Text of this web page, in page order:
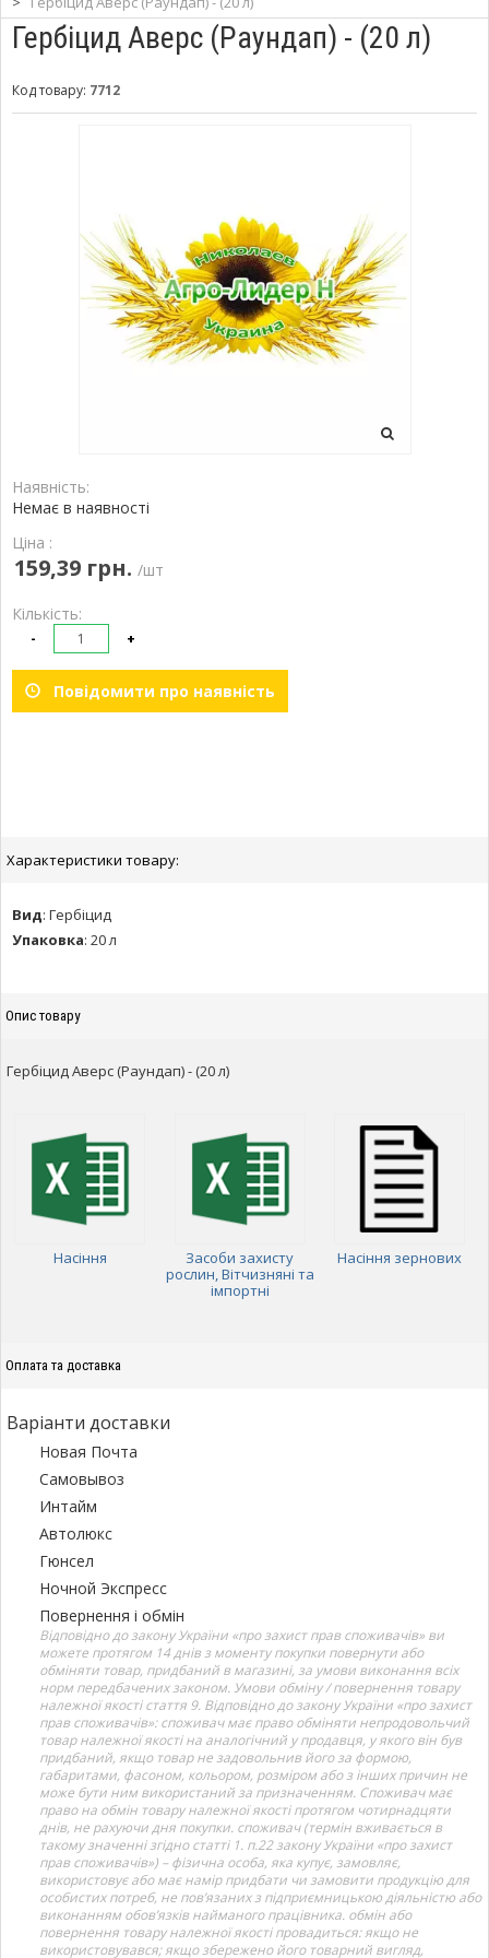
Гербіцид Аверс (Раундап) - (20 л)
Код товару: 7712
Наявність:
Немає в наявності
Ціна :
159,39 грн. /шт
Кількість:
- +
Повідомити про наявність
Характеристики товару:
Вид: Гербіцид
Упаковка: 20 л
Опис товару
Гербіцид Аверс (Раундап) - (20 л)
Насіння
Засоби захисту
рослин, Вітчизняні та
імпортні
Насіння зернових
Оплата та доставка
Варіанти доставки
Новая Почта
Самовывоз
Интайм
Автолюкс
Гюнсел
Ночной Экспресс
Повернення і обмін
Відповідно до закону України «про захист прав споживачів» ви
можете протягом 14 днів з моменту покупки повернути або
обміняти товар, придбаний в магазині, за умови виконання всіх
норм передбачених законом. Умови обміну / повернення товару
належної якості стаття 9. Відповідно до закону України «про захист
прав споживачів»: споживач має право обміняти непродовольчий
товар належної якості на аналогічний у продавця, у якого він був
придбаний, якщо товар не задовольнив його за формою,
габаритами, фасоном, кольором, розміром або з інших причин не
може бути ним використаний за призначенням. Споживач має
право на обмін товару належної якості протягом чотирнадцяти
днів, не рахуючи дня покупки. споживач (термін вживається в
такому значенні згідно статті 1. п.22 закону України «про захист
прав споживачів») – фізична особа, яка купує, замовляє,
використовує або має намір придбати чи замовити продукцію для
особистих потреб, не пов’язаних з підприємницькою діяльністю або
виконанням обов’язків найманого працівника. обмін або
повернення товару належної якості провадиться: якщо не
використовувався; якщо збережено його товарний вигляд,